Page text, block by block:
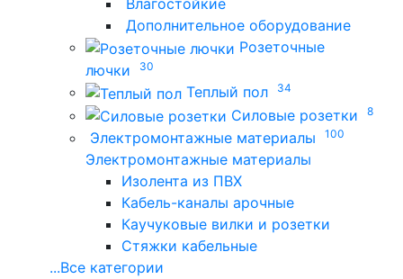
Влагостойкие
Дополнительное оборудование
Розеточные
лючки
30
Теплый пол 34
Силовые розетки 8
Электромонтажные материалы 100
Электромонтажные материалы
Изолента из ПВХ
Кабель-каналы арочные
Каучуковые вилки и розетки
Стяжки кабельные
...Все категории